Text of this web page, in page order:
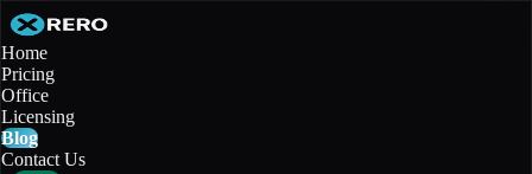
Home
Pricing
Office
Licensing
Blog
Contact Us